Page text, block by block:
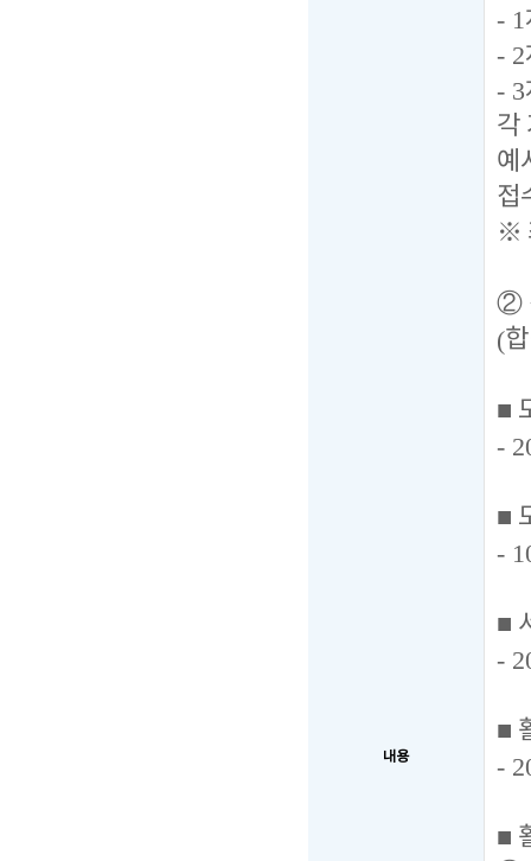
내용
- 1
- 2
- 3
각
예
접
※
②
(
■
-
■
-
■
-
■
-
■